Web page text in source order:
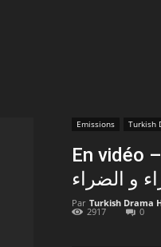
Emissions Turkish
En vidéo – سأكون شاهد زفاف
و الضراء
Par
2917 0